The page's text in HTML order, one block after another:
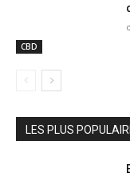
CBD
LES PLUS